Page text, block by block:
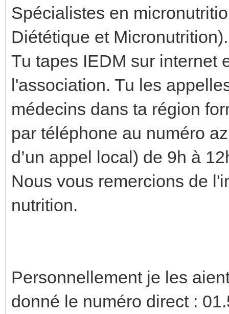
Spécialistes en
Diététique et Micronutrition).
Tu tapes IEDM sur internet
l'association. Tu les
médecins dans ta région
par téléphone au numéro
d’un appel local) de 9h à
Nous vous remercions de
nutrition.
Personnellement je les
donné le numéro direct :